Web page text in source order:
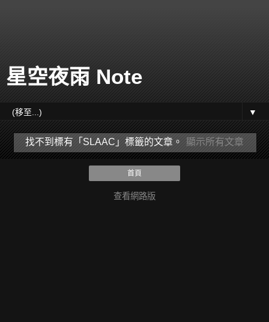
星空夜雨 Note
▼
找不到標有「SLAAC」 標籤的文章。 顯示所有文章
首頁
查看網路版